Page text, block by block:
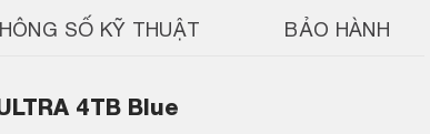
SỐ KỸ THUẬT BẢO HÀNH
4TB Blue